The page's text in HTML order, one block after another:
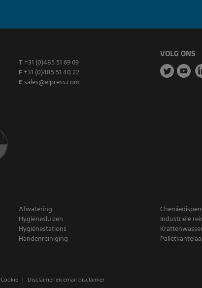
T +31 (0)485 51 69 69
F+31 (0)485 51 40 22
E sales@elpress.com
VOLG ONS
Afwatering
Hygiënesluizen
Hygiënestations
Handenreiniging
Industriële
Cookie Disclaimer en email disclaimer